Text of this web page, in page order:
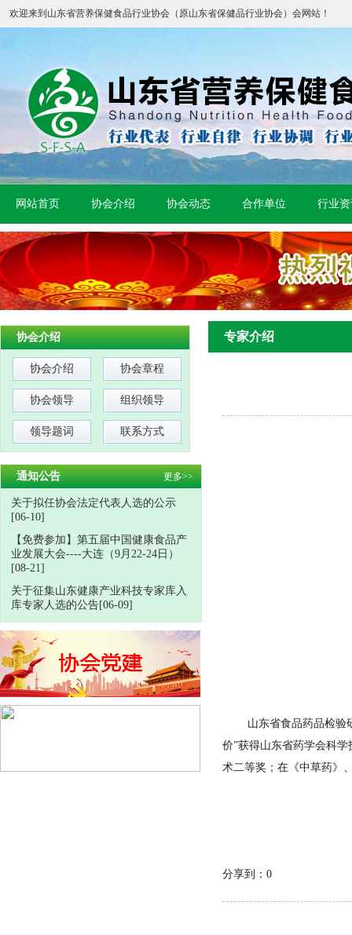
欢迎来到山东省营养保健食品行业协会（原山东省保健品行业协会）会网站！
网站首页 协会介绍 协会动态 合作单位 行业
协会介绍
协会介绍 协会章程
协会领导 组织领导
领导题词 联系方式
通知公告 更多>>
关于拟任协会法定代表人选的公示
[06-10]
【免费参加】第五届中国健康食品产
业发展大会----大连（9月22-24日）
[08-21]
关于征集山东健康产业科技专家库入
库专家人选的公告[06-09]
专家介绍
山东省食品药品检验
价”获得山东省药学会科
术二等奖；在《中草药》
分享到： 0